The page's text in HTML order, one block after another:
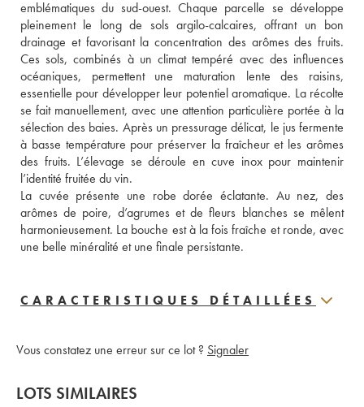
emblématiques du sud-ouest. Chaque parcelle se développe
pleinement le long de sols argilo-calcaires, offrant un bon
drainage et favorisant la concentration des arômes des fruits.
Ces sols, combinés à un climat tempéré avec des influences
océaniques, permettent une maturation lente des raisins,
essentielle pour développer leur potentiel aromatique. La récolte
se fait manuellement, avec une attention particulière portée à la
sélection des baies. Après un pressurage délicat, le jus fermente
à basse température pour préserver la fraîcheur et les arômes
des fruits. L’élevage se déroule en cuve inox pour maintenir
l’identité fruitée du vin.
La cuvée présente une robe dorée éclatante. Au nez, des
arômes de poire, d’agrumes et de fleurs blanches se mêlent
harmonieusement. La bouche est à la fois fraîche et ronde, avec
une belle minéralité et une finale persistante.
CARACTERISTIQUES DÉTAILLÉES
Vous constatez une erreur sur ce lot ? Signaler
LOTS SIMILAIRES